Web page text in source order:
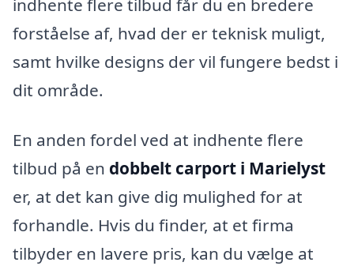
indhente flere tilbud får du en bredere
forståelse af, hvad der er teknisk muligt,
samt hvilke designs der vil fungere bedst i
dit område.
En anden fordel ved at indhente flere
tilbud på en dobbelt carport i Marielyst
er, at det kan give dig mulighed for at
forhandle. Hvis du finder, at et firma
tilbyder en lavere pris, kan du vælge at